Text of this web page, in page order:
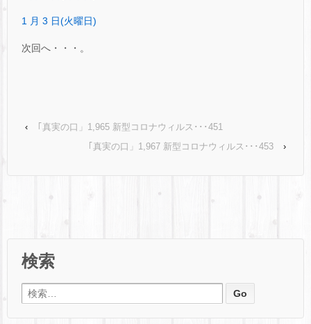
1 月 3 日(火曜日)
次回へ・・・。
‹
｢真実の口」1,965 新型コロナウィルス･･･451
｢真実の口」1,967 新型コロナウィルス･･･453
›
検索
検索: